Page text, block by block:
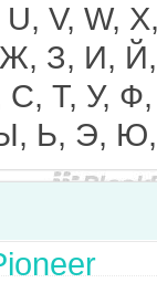
V, W,
З, И, Й,
Т, У, Ф,
Ь, Э,